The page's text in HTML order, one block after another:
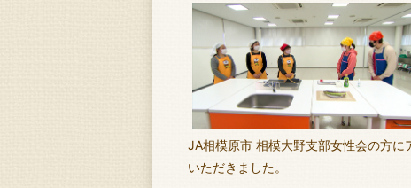
JA相模原市 相模大野支部女性会の方
いただきました。